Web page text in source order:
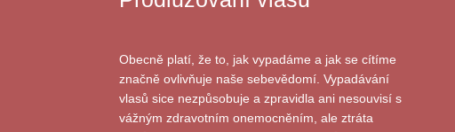
Obecně platí, že to, jak vypadáme a jak se cítíme
značně ovlivňuje naše sebevědomí. Vypadávání
vlasů sice nezpůsobuje a zpravidla ani nesouvisí s
vážným zdravotním onemocněním, ale ztráta